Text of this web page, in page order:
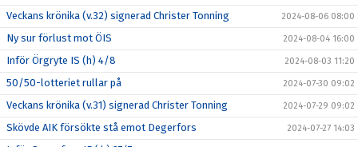
Veckans krönika (v.32) signerad Christer Tonning 2024-08-06 08:00
Ny sur förlust mot ÖIS 2024-08-04 16:00
Inför Örgryte IS (h) 4/8 2024-08-03 11:20
50/50-lotteriet rullar på 2024-07-30 09:02
Veckans krönika (v.31) signerad Christer Tonning 2024-07-29 09:02
Skövde AIK försökte stå emot Degerfors 2024-07-27 14:03